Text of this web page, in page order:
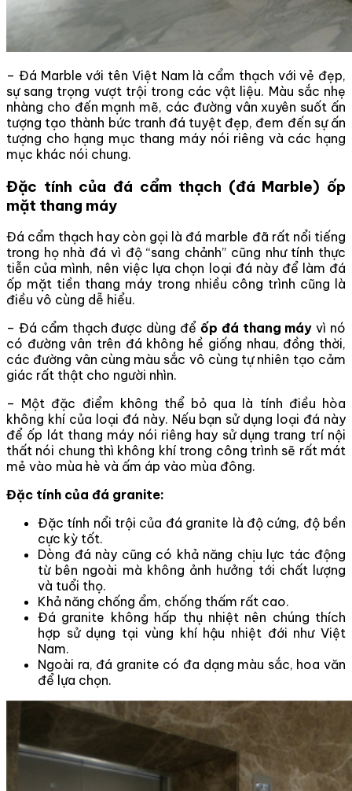
– Đá Marble với tên Việt Nam là cẩm thạch với vẻ đẹp,
sự sang trọng vượt trội trong các vật liệu. Màu sắc nhẹ
nhàng cho đến mạnh mẽ, các đường vân xuyên suốt ấn
tượng tạo thành bức tranh đá tuyệt đẹp, đem đến sự ấn
tượng cho hạng mục thang máy nói riêng và các hạng
mục khác nói chung.
Đặc tính của đá cẩm thạch (đá Marble) ốp
mặt thang máy
Đá cẩm thạch hay còn gọi là đá marble đã rất nổi tiếng
trong họ nhà đá vì độ “sang chảnh” cũng như tính thực
tiễn của mình, nên việc lựa chọn loại đá này để làm đá
ốp mặt tiền thang máy trong nhiều công trình cũng là
điều vô cùng dễ hiểu.
– Đá cẩm thạch được dùng để ốp đá thang máy vì nó
có đường vân trên đá không hề giống nhau, đồng thời,
các đường vân cùng màu sắc vô cùng tự nhiên tạo cảm
giác rất thật cho người nhìn.
– Một đặc điểm không thể bỏ qua là tính điều hòa
không khí của loại đá này. Nếu bạn sử dụng loại đá này
để ốp lát thang máy nói riêng hay sử dụng trang trí nội
thất nói chung thì không khí trong công trình sẽ rất mát
mẻ vào mùa hè và ấm áp vào mùa đông.
Đặc tính của đá granite:
Đặc tính nổi trội của đá granite là độ cứng, độ bền
cực kỳ tốt.
Dòng đá này cũng có khả năng chịu lực tác động
từ bên ngoài mà không ảnh hưởng tới chất lượng
và tuổi thọ.
Khả năng chống ẩm, chống thấm rất cao.
Đá granite không hấp thụ nhiệt nên chúng thích
hợp sử dụng tại vùng khí hậu nhiệt đới như Việt
Nam.
Ngoài ra, đá granite có đa dạng màu sắc, hoa văn
để lựa chọn.